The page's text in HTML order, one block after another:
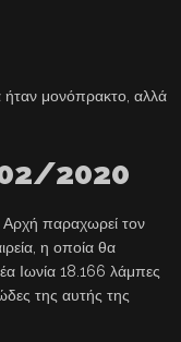
ήταν μονόπρακτο, αλλά
2020
παραχωρεί τον
η οποία θα
Ιωνία 18.166 λάμπες
της αυτής της